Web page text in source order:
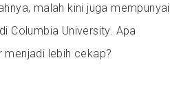
malah kini juga mempunyai
Columbia University. Apa
menjadi lebih cekap?